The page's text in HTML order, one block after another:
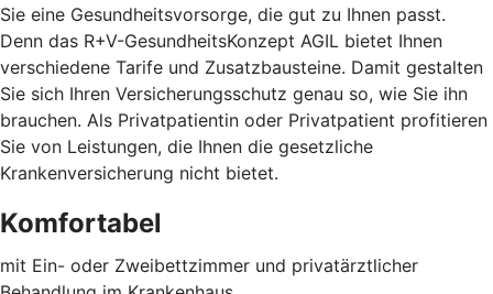
Sie eine Gesundheitsvorsorge, die gut zu Ihnen passt.
Denn das R+V-GesundheitsKonzept AGIL bietet Ihnen
verschiedene Tarife und Zusatzbausteine. Damit gestalten
Sie sich Ihren Versicherungsschutz genau so, wie Sie ihn
brauchen. Als Privatpatientin oder Privatpatient profitieren
Sie von Leistungen, die Ihnen die gesetzliche
Krankenversicherung nicht bietet.
Komfortabel
mit Ein- oder Zweibettzimmer und privatärztlicher